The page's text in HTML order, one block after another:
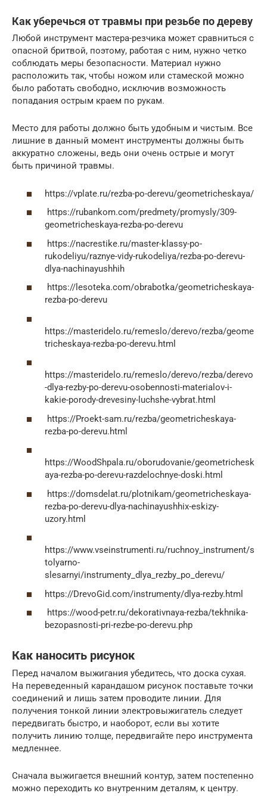
Как уберечься от травмы при резьбе по дереву
Любой инструмент мастера-резчика может сравниться с
опасной бритвой, поэтому, работая с ним, нужно четко
соблюдать меры безопасности. Материал нужно
расположить так, чтобы ножом или стамеской можно
было работать свободно, исключив возможность
попадания острым краем по рукам.
Место для работы должно быть удобным и чистым. Все
лишние в данный момент инструменты должны быть
аккуратно сложены, ведь они очень острые и могут
быть причиной травмы.
https://vplate.ru/rezba-po-derevu/geometricheskaya/
https://rubankom.com/predmety/promysly/309-
geometricheskaya-rezba-po-derevu
https://nacrestike.ru/master-klassy-po-
rukodeliyu/raznye-vidy-rukodeliya/rezba-po-derevu-
dlya-nachinayushhih
https://lesoteka.com/obrabotka/geometricheskaya-
rezba-po-derevu
https://masteridelo.ru/remeslo/derevo/rezba/geome
tricheskaya-rezba-po-derevu.html
https://masteridelo.ru/remeslo/derevo/rezba/derevo
-dlya-rezby-po-derevu-osobennosti-materialov-i-
kakie-porody-drevesiny-luchshe-vybrat.html
https://Proekt-sam.ru/rezba/geometricheskaya-
rezba-po-derevu.html
https://WoodShpala.ru/oborudovanie/geometrichesk
aya-rezba-po-derevu-razdelochnye-doski.html
https://domsdelat.ru/plotnikam/geometricheskaya-
rezba-po-derevu-dlya-nachinayushhix-eskizy-
uzory.html
https://www.vseinstrumenti.ru/ruchnoy_instrument/s
tolyarno-
slesarnyi/instrumenty_dlya_rezby_po_derevu/
https://DrevoGid.com/instrumenty/dlya-rezby.html
https://wood-petr.ru/dekorativnaya-rezba/tekhnika-
bezopasnosti-pri-rezbe-po-derevu.php
Как наносить рисунок
Перед началом выжигания убедитесь, что доска сухая.
На переведенный карандашом рисунок поставьте точки
соединений и лишь затем проводите линии. Для
получения тонкой линии электровыжигатель следует
передвигать быстро, и наоборот, если вы хотите
получить линию толще, передвигайте перо инструмента
медленнее.
Сначала выжигается внешний контур, затем постепенно
можно переходить ко внутренним деталям, к центру.